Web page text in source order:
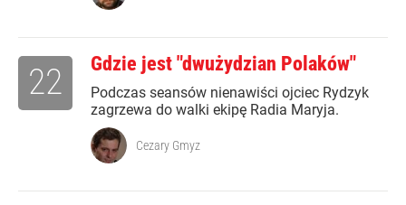
Gdzie jest "dwużydzian Polaków"
Podczas seansów nienawiści ojciec Rydzyk
zagrzewa do walki ekipę Radia Maryja.
22
Cezary Gmyz